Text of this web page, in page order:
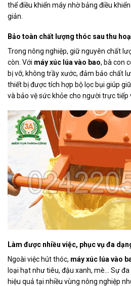
thể điều khiển máy nhờ bảng điều
giản.
Bảo toàn chất lượng thóc sau thu
Trong nông nghiệp, giữ nguyên chất
còn. Với máy xúc lúa vào bao, bà con
bị vỡ, không trầy xước, đảm bảo chất
thiết bị được tích hợp bộ lọc bụi giúp
và bảo vệ sức khỏe cho người trực tiếp
Làm được nhiều việc, phục vụ đa
Ngoài việc hút thóc, máy xúc lúa vào
loại hạt như tiêu, đậu xanh, mè… Sự
hiệu quả tại nhiều vùng nông nghiệp